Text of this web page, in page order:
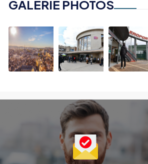
GALERIE PHOTOS